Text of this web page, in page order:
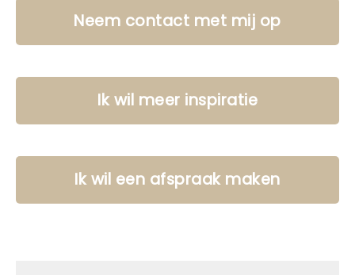
Neem contact met mij op
Ik wil meer inspiratie
Ik wil een afspraak maken